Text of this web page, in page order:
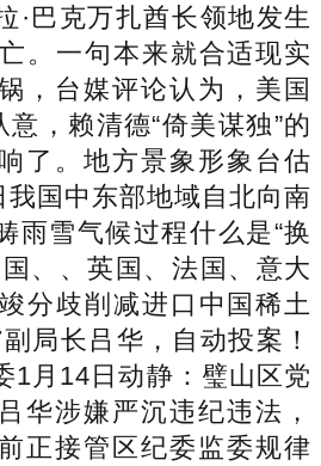
·巴克万扎酋长领地发生
。一句本来就合适现实
，台媒评论认为，美国
意，赖清德“倚美谋独”的
了。地方景象形象台估
国中东部地域自北向南
雨雪气候过程什么是“换
、、英国、法国、意大
分歧削减进口中国稀土
局长吕华，自动投案！
1月14日动静：璧山区党
华涉嫌严沉违纪违法，
正接管区纪委监委规律